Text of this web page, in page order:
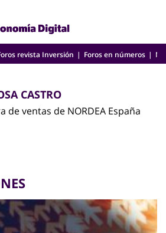
revista Inversión Foros en números
CASTRO
de ventas de NORDEA España